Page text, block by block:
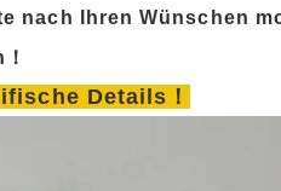
nach Ihren Wünschen
Details！